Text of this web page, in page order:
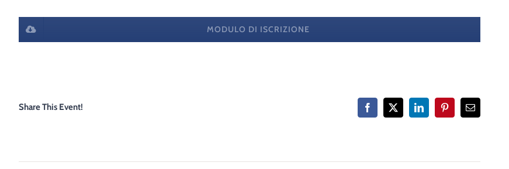
MODULO DI ISCRIZIONE
Share This Event! Facebook
X LinkedInPinterestEmail